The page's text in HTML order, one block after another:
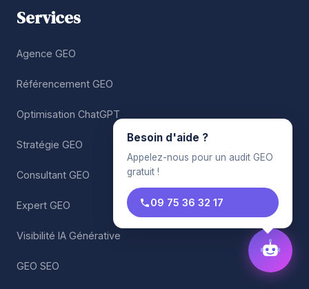
Services
Agence GEO
Référencement GEO
Optimisation ChatGPT
Stratégie GEO
Consultant GEO
Expert GEO
Visibilité IA Générative
GEO SEO
Besoin d'aide ?
Appelez-nous pour un audit GEO
gratuit !
09 75 36 32 17